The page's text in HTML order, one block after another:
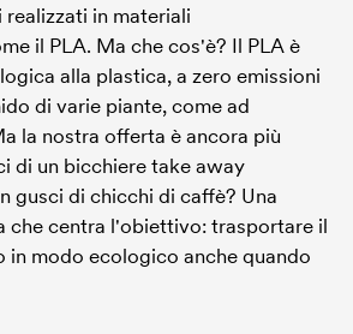
in materiali
il PLA. Ma che cos'è? Il PLA è
alla plastica, a zero emissioni
di varie piante, come ad
la nostra offerta è ancora più
di un bicchiere take away
gusci di chicchi di caffè? Una
che centra l'obiettivo: trasportare il
in modo ecologico anche quando